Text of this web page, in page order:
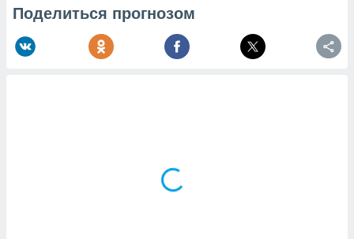
Поделиться прогнозом